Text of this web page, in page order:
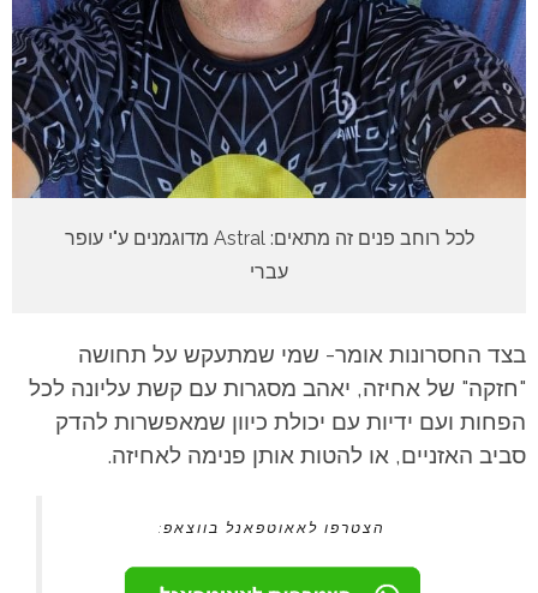
לכל רוחב פנים זה מתאים: Astral מדוגמנים ע"י עופר
עברי
בצד החסרונות אומר- שמי שמתעקש על תחושה
"חזקה" של אחיזה, יאהב מסגרות עם קשת עליונה לכל
הפחות ועם ידיות עם יכולת כיוון שמאפשרות להדק
סביב האזניים, או להטות אותן פנימה לאחיזה.
הצטרפו לאאוטפאנל בווצאפ: